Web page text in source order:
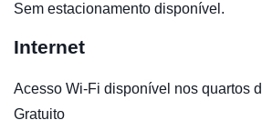
Sem estacionamento disponível.
Internet
Acesso Wi-Fi disponível nos quartos
Gratuito